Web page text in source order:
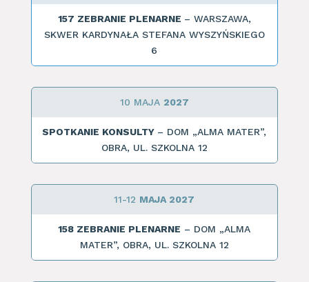
157 ZEBRANIE PLENARNE – WARSZAWA,
SKWER KARDYNAŁA STEFANA WYSZYŃSKIEGO
6
10 MAJA 2027
SPOTKANIE KONSULTY – DOM „ALMA MATER”,
OBRA, UL. SZKOLNA 12
11-12 MAJA 2027
158 ZEBRANIE PLENARNE – DOM „ALMA
MATER”, OBRA, UL. SZKOLNA 12